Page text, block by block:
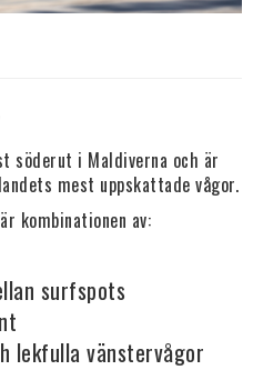
söderut i Maldiverna och är
mest uppskattade vågor.
kombinationen av:
surfspots
lekfulla vänstervågor